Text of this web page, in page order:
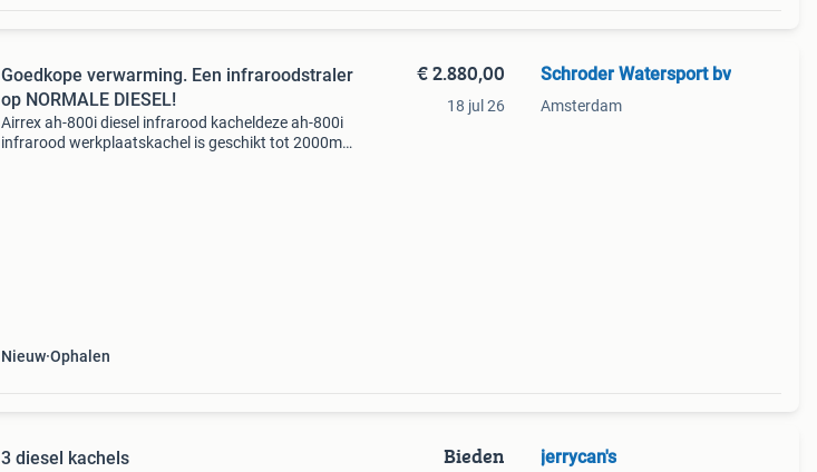
Goedkope verwarming. Een infraroodstraler
op NORMALE DIESEL!
Airrex ah-800i diesel infrarood kacheldeze ah-800i
infrarood werkplaatskachel is geschikt tot 2000m3
Nieuw Ophalen
€ 2.880,00
18 jul 26
Schroder Watersport bv
Amsterdam
3 diesel kachels Bieden jerrycan's